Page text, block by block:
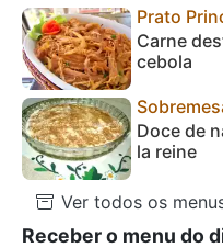
Prato
Carne
cebola
Doce de
la reine
Ver todos os
Receber o menu do